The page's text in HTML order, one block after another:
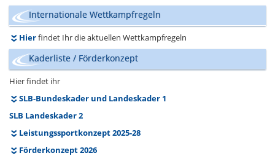
Internationale Wettkampfregeln
Hierfindet Ihr die aktuellen Wettkampfregeln
Kaderliste / Förderkonzept
Hier findet ihr
SLB-Bundeskader und Landeskader 1
SLB Landeskader 2
Leistungssportkonzept 2025-28
Förderkonzept 2026